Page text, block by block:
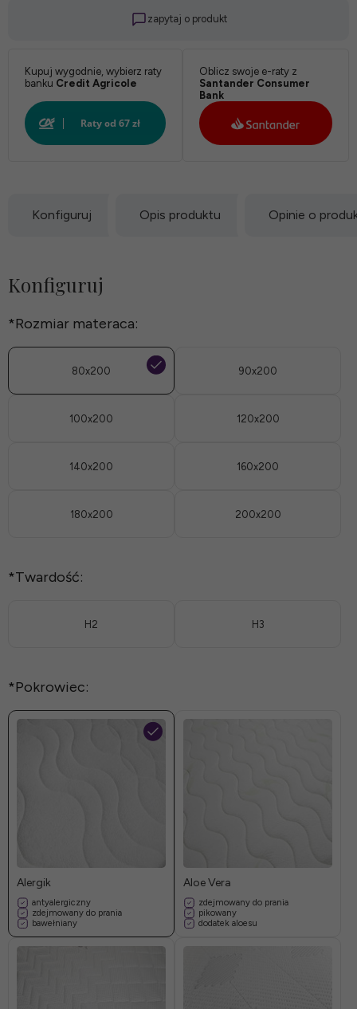
Biały:
zapytaj o produkt
Kupuj wygodnie, wybierz raty
banku Credit Agricole
Oblicz swoje e-raty z
Santander Consumer
Bank
Konfiguruj Opis produktu Opinie o
Konfiguruj
*Rozmiar materaca:
80x200 90x200
100x200 120x200
140x200 160x200
180x200 200x200
*Twardość:
H2 H3
*Pokrowiec:
Alergik
antyalergiczny
zdejmowany do prania
bawełniany
Aloe Vera
zdejmowany do prania
pikowany
dodatek aloesu